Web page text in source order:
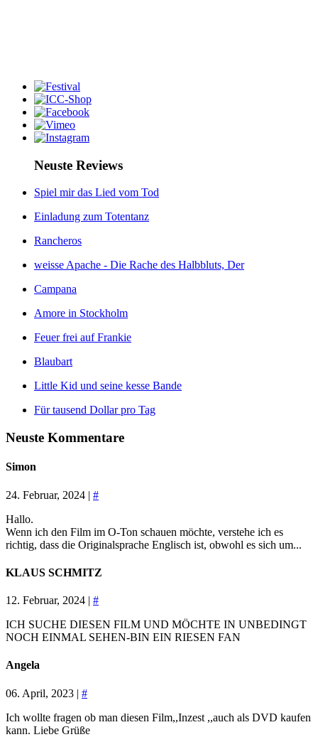
Neuste Reviews
Spiel mir das Lied vom Tod
Einladung zum Totentanz
Rancheros
weisse Apache - Die Rache des Halbbluts, Der
Campana
Amore in Stockholm
Feuer frei auf Frankie
Blaubart
Little Kid und seine kesse Bande
Für tausend Dollar pro Tag
Neuste Kommentare
Simon
24. Februar, 2024 | #
Hallo.
Wenn ich den Film im O-Ton schauen möchte, verstehe ich es
richtig, dass die Originalsprache Englisch ist, obwohl es sich um...
KLAUS SCHMITZ
12. Februar, 2024 | #
ICH SUCHE DIESEN FILM UND MÖCHTE IN UNBEDINGT
NOCH EINMAL SEHEN-BIN EIN RIESEN FAN
Angela
06. April, 2023 | #
Ich wollte fragen ob man diesen Film,,Inzest ,,auch als DVD kaufen
kann. Liebe Grüße